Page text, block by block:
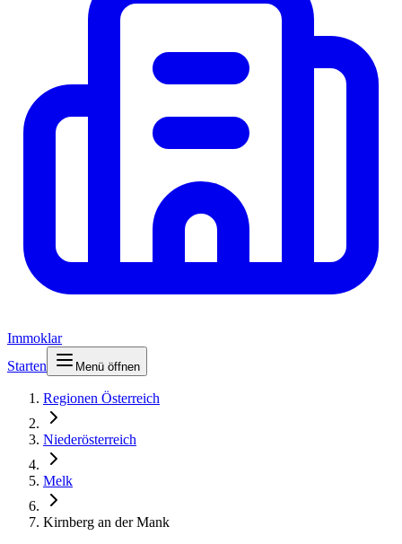
Immoklar
Starten
Menü öffnen
Regionen Österreich
Niederösterreich
Melk
Kirnberg an der Mank